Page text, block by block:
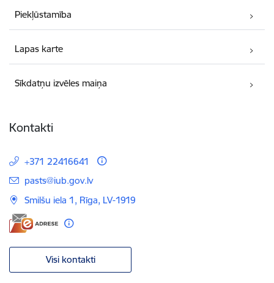
Piekļūstamība
Lapas karte
Sīkdatņu izvēles maiņa
Kontakti
+371 22416641
E-pasts:
pasts@iub.gov.lv
Smilšu iela 1, Rīga, LV-1919
Visi kontakti